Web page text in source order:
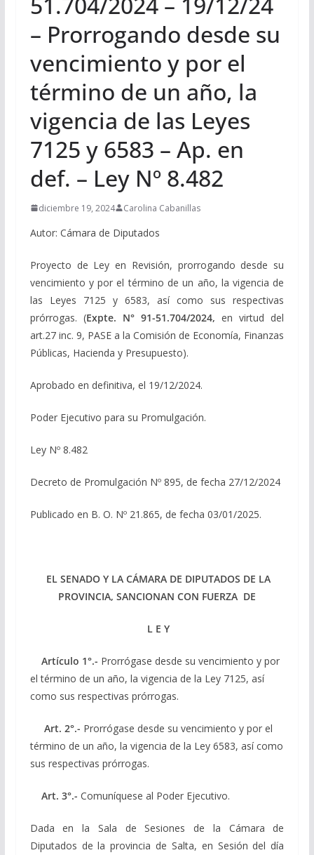
– Prorrogando desde su
vencimiento y por el
término de un año, la
vigencia de las Leyes
7125 y 6583 – Ap. en
def. – Ley Nº 8.482
diciembre 19, 2024 Carolina Cabanillas
Autor: Cámara de Diputados
Proyecto de Ley en Revisión, prorrogando desde su
vencimiento y por el término de un año, la vigencia de
las Leyes 7125 y 6583, así como sus respectivas
prórrogas. (Expte. N° 91-51.704/2024,en virtud del
art.27 inc. 9, PASE a la Comisión de Economía, Finanzas
Públicas, Hacienda y Presupuesto).
Aprobado en definitiva, el 19/12/2024.
Poder Ejecutivo para su Promulgación.
Ley Nº 8.482
Decreto de Promulgación Nº 895, de fecha 27/12/2024
Publicado en B. O. Nº 21.865, de fecha 03/01/2025.
EL SENADO Y LA CÁMARA DE DIPUTADOS DE LA
PROVINCIA, SANCIONAN CON FUERZA DE
L E Y
Artículo 1°.- Prorrógase desde su vencimiento y por
el término de un año, la vigencia de la Ley 7125, así
como sus respectivas prórrogas.
Art. 2°.- Prorrógase desde su vencimiento y por el
término de un año, la vigencia de la Ley 6583, así como
sus respectivas prórrogas.
Art. 3°.- Comuníquese al Poder Ejecutivo.
Dada en la Sala de Sesiones de la Cámara de
Diputados de la provincia de Salta, en Sesión del día